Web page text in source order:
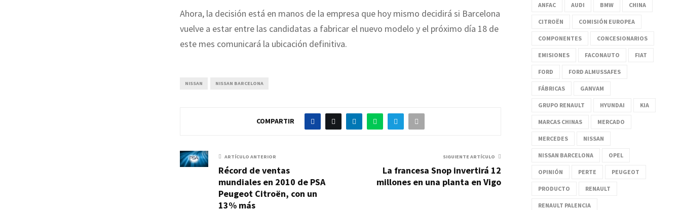
Ahora, la decisión está en manos de la empresa que hoy mismo decidirá si Barcelona
vuelve a estar entre las candidatas a fabricar el nuevo modelo y el próximo día 18 de
este mes comunicará la ubicación definitiva.
NISSAN NISSAN BARCELONA
COMPARTIR
ARTÍCULO ANTERIOR
Récord de ventas
mundiales en 2010 de PSA
Peugeot Citroën, con un
13% más
SIGUIENTE ARTÍCULO
La francesa Snop invertirá 12
millones en una planta en Vigo
ANFAC AUDI BMW CHINA
CITROËN COMISIÓN EUROPEA
COMPONENTES CONCESIONARIOS
EMISIONES FACONAUTO FIAT
FORD FORD ALMUSSAFES
FÁBRICAS GANVAM
GRUPO RENAULT HYUNDAI KIA
MARCAS CHINAS MERCADO
MERCEDES NISSAN
NISSAN BARCELONA OPEL
OPINIÓN PERTE PEUGEOT
PRODUCTO RENAULT
RENAULT PALENCIA